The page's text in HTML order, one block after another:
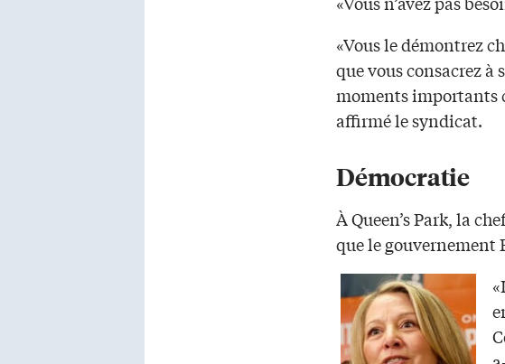
«Vous le démontrez
que vous consacrez à
moments importants
affirmé le syndicat.
Démocratie
À Queen’s Park, la
que le gouvernement